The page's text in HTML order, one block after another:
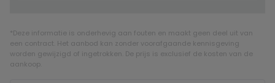
*Deze informatie is onderhevig aan fouten en maakt geen deel uit van
een contract. Het aanbod kan zonder voorafgaande kennisgeving
worden gewijzigd of ingetrokken. De prijs is exclusief de kosten van de
aankoop.